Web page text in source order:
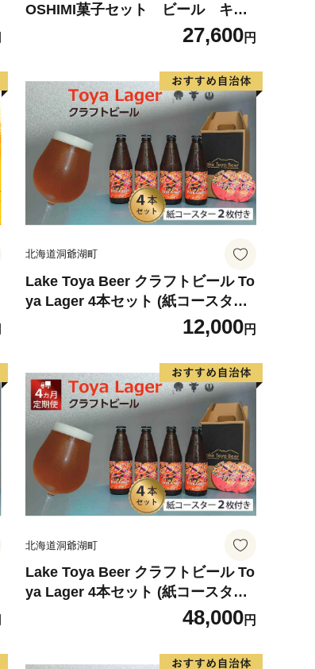
OSHIMI菓子セット ビール キリ
ン お菓子 スナック 食べ比べ
27,600円
北海道洞爺湖町
Lake Toya Beer クラフトビール To
ya Lager 4本セット (紙コースター2
枚付) お酒 瓶ビール アルコール 晩
酌 バーベキュー BBQ 家飲み 宅飲
12,000円
北海道洞爺湖町
Lake Toya Beer クラフトビール To
ya Lager 4本セット (紙コースター2
枚付) 4カ月連続お届け お酒 瓶ビー
ル アルコール 晩酌 バーベキュー B
BQ 家飲み 宅飲み 麦芽の味わい
48,000円